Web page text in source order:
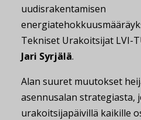
uudisrakentamisen
Tekniset Urakoitsijat LVI-
Jari Syrjälä.
Alan suuret muutokset
asennusalan strategiasta,
urakoitsijapäivillä kaikille